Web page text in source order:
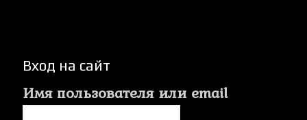
Вход на сайт
Имя пользователя или email